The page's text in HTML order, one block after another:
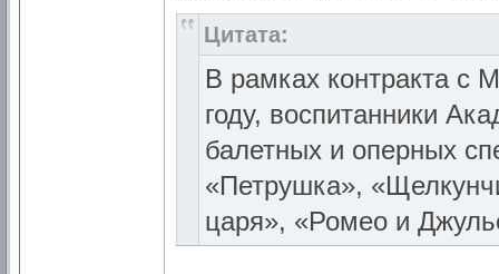
Цитата:
В рамках контракта с
году, воспитанники
балетных и оперных
«Петрушка»,
царя», «Ромео и